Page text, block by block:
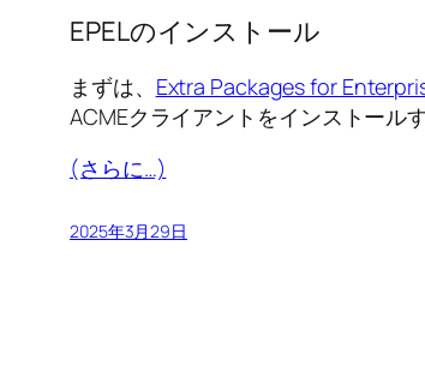
EPELのインストール
まずは、 Extra Packages for
ACMEクライアントをインストール
(さらに…)
2025年3月29日